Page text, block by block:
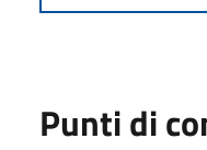
Punti di